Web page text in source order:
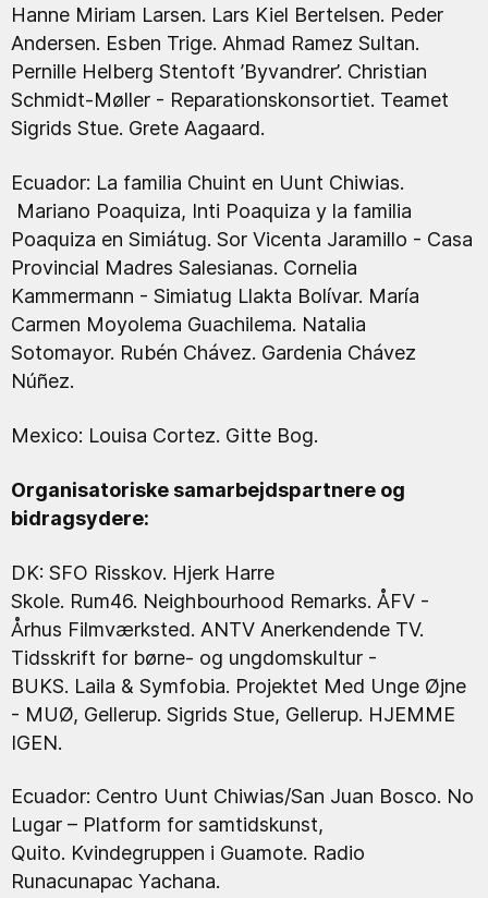
Hanne Miriam Larsen. Lars Kiel Bertelsen. Peder
Andersen. Esben Trige. Ahmad Ramez Sultan.
Pernille Helberg Stentoft ’Byvandrer’. Christian
Schmidt-Møller - Reparationskonsortiet. Teamet
Sigrids Stue. Grete Aagaard.
Ecuador: La familia Chuint en Uunt Chiwias.
Mariano Poaquiza, Inti Poaquiza y la familia
Poaquiza en Simiátug. Sor Vicenta Jaramillo - Casa
Provincial Madres Salesianas. Cornelia
Kammermann - Simiatug Llakta Bolívar. María
Carmen Moyolema Guachilema. Natalia
Sotomayor. Rubén Chávez. Gardenia Chávez
Núñez.
Mexico: Louisa Cortez. Gitte Bog.
Organisatoriske samarbejdspartnere og
bidragsydere:
DK: SFO Risskov. Hjerk Harre
Skole. Rum46. Neighbourhood Remarks. ÅFV -
Århus Filmværksted. ANTV Anerkendende TV.
Tidsskrift for børne- og ungdomskultur -
BUKS. Laila & Symfobia. Projektet Med Unge Øjne
- MUØ, Gellerup. Sigrids Stue, Gellerup. HJEMME
IGEN.
Ecuador: Centro Uunt Chiwias/San Juan Bosco. No
Lugar – Platform for samtidskunst,
Quito. Kvindegruppen i Guamote. Radio
Runacunapac Yachana.